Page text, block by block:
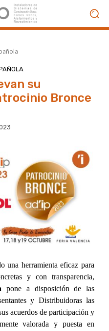
su
Bronce
una herramienta eficaz para
y con transparencia,
pone a disposición de las
y Distribuidoras las
acuerdos de participación y
valorada y puesta en